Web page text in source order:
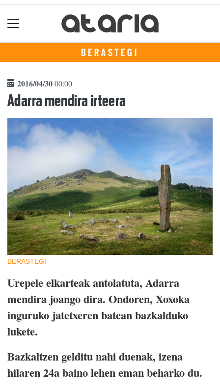
BERASTEGI
2016/04/3000:00
Adarra mendira irteera
BERASTEGI
Urepele elkarteak antolatuta, Adarra
mendira joango dira. Ondoren, Xoxoka
inguruko jatetxeren batean bazkalduko
lukete.
Bazkaltzen gelditu nahi duenak, izena
hilaren 24a baino lehen eman beharko du.